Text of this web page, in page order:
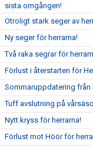
sista omgången!
Otroligt stark seger av
Ny seger för herrarna!
Två raka segrar för
Förlust i återstarten för
Sommaruppdatering från
Tuff avslutning på
Nytt kryss för herrarna!
Förlust mot Höör för